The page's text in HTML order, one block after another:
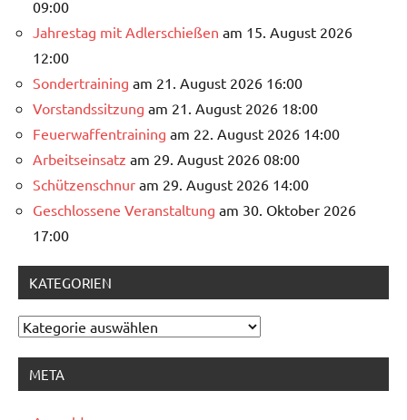
09:00
Jahrestag mit Adlerschießen am 15. August 2026
12:00
Sondertraining am 21. August 2026 16:00
Vorstandssitzung am 21. August 2026 18:00
Feuerwaffentraining am 22. August 2026 14:00
Arbeitseinsatz am 29. August 2026 08:00
Schützenschnur am 29. August 2026 14:00
Geschlossene Veranstaltung am 30. Oktober 2026
17:00
KATEGORIEN
Kategorien
META